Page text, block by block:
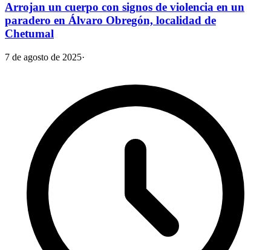
Arrojan un cuerpo con signos de violencia en un
paradero en Álvaro Obregón, localidad de
Chetumal
7 de agosto de 2025·